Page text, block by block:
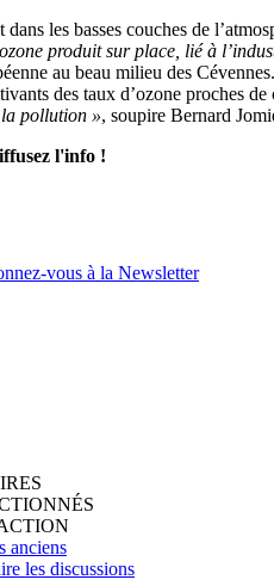
les basses couches de
produit sur place, lié à
au beau milieu des
des taux d’ozone proches
pollution », soupire Bernard
l'info !
vous à la Newsletter
anciens
les discussions